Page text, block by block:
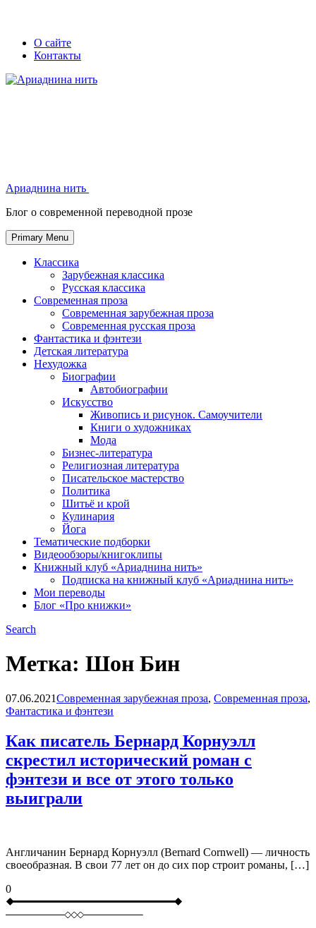
Skip
Secondary
left
navigation
Secondary
right
navigation
О сайте
Контакты
Ариаднина нить
Блог о современной переводной прозе
Primary Menu
Классика
Зарубежная классика
Русская классика
Современная проза
Современная зарубежная проза
Современная русская проза
Фантастика и фэнтези
Детская литература
Нехудожка
Биографии
Автобиографии
Искусство
Живопись и рисунок. Самоучители
Книги о художниках
Мода
Бизнес-литература
Религиозная литература
Писательское мастерство
Политика
Шитьё и крой
Кулинария
Йога
Тематические подборки
Видеообзоры/книгоклипы
Книжный клуб «Ариаднина нить»
Подписка на книжный клуб «Ариаднина нить»
Мои переводы
Блог «Про книжки»
Search
Метка: Шон Бин
Blog
07.06.2021Современная зарубежная проза, Современная проза,
Фантастика и фэнтези
Как писатель Бернард Корнуэлл
скрестил исторический роман с
фэнтези и все от этого только
выиграли
Англичанин Бернард Корнуэлл (Bernard Cornwell) — личность
своеобразная. В свои 77 лет он до сих пор строит романы, […]
0